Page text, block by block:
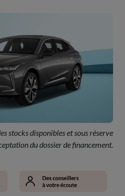
stocks disponibles et sous réserve
du dossier de financement.